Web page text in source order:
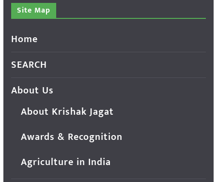
Site Map
Home
SEARCH
About Us
About Krishak Jagat
Awards & Recognition
Agriculture in India